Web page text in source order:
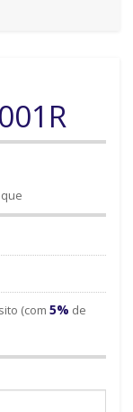
(com 5% de